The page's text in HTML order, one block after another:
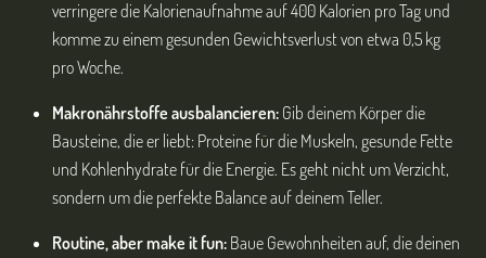
verringere die Kalorienaufnahme auf 400 Kalorien pro Tag und
komme zu einem gesunden Gewichtsverlust von etwa 0,5 kg
pro Woche.
Makronährstoffe ausbalancieren: Gib deinem Körper die
Bausteine, die er liebt: Proteine für die Muskeln, gesunde Fette
und Kohlenhydrate für die Energie. Es geht nicht um Verzicht,
sondern um die perfekte Balance auf deinem Teller.
Routine, aber make it fun: Baue Gewohnheiten auf, die deinen